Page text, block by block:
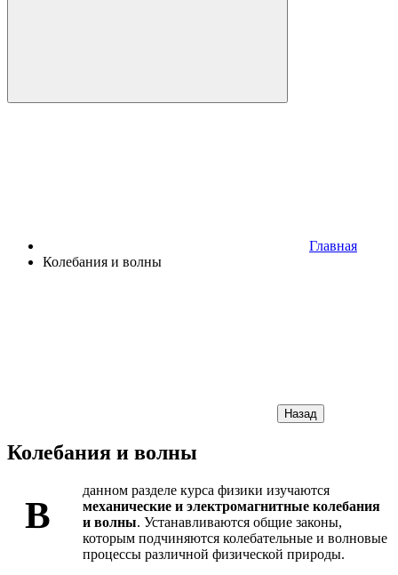
Главная
Колебания и волны
Назад
Колебания и волны
В
данном разделе курса физики изучаются
механические и электромагнитные колебания
и волны. Устанавливаются общие законы,
которым подчиняются колебательные и волновые
процессы различной физической природы.